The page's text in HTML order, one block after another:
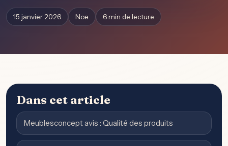
15 janvier 2026 Noe 6 min de lecture
Dans cet article
Meublesconcept avis : Qualité des produits